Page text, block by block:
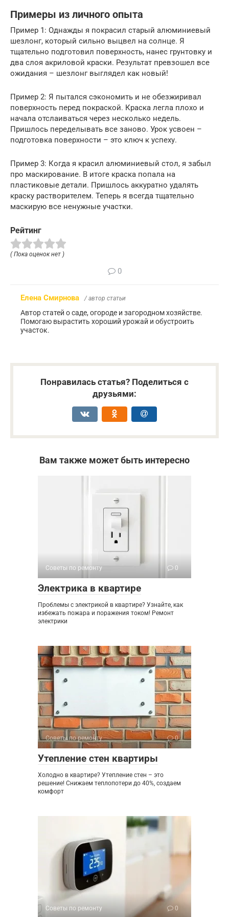
Примеры из личного опыта
Пример 1: Однажды я покрасил старый алюминиевый
шезлонг, который сильно выцвел на солнце. Я
тщательно подготовил поверхность, нанес грунтовку и
два слоя акриловой краски. Результат превзошел все
ожидания – шезлонг выглядел как новый!
Пример 2: Я пытался сэкономить и не обезжиривал
поверхность перед покраской. Краска легла плохо и
начала отслаиваться через несколько недель.
Пришлось переделывать все заново. Урок усвоен –
подготовка поверхности – это ключ к успеху.
Пример 3: Когда я красил алюминиевый стол, я забыл
про маскирование. В итоге краска попала на
пластиковые детали. Пришлось аккуратно удалять
краску растворителем. Теперь я всегда тщательно
маскирую все ненужные участки.
Рейтинг
( Пока оценок нет )
0
Елена Смирнова / автор статьи
Автор статей о саде, огороде и загородном хозяйстве.
Помогаю вырастить хороший урожай и обустроить
участок.
Понравилась статья? Поделиться с
друзьями:
Вам также может быть интересно
Советы по ремонту 0
Электрика в квартире
Проблемы с электрикой в квартире? Узнайте, как
избежать пожара и поражения током! Ремонт
электрики
Советы по ремонту 0
Утепление стен квартиры
Холодно в квартире? Утепление стен – это
решение! Снижаем теплопотери до 40%, создаем
комфорт
Советы по ремонту 0